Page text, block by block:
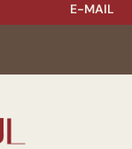
E-MAIL